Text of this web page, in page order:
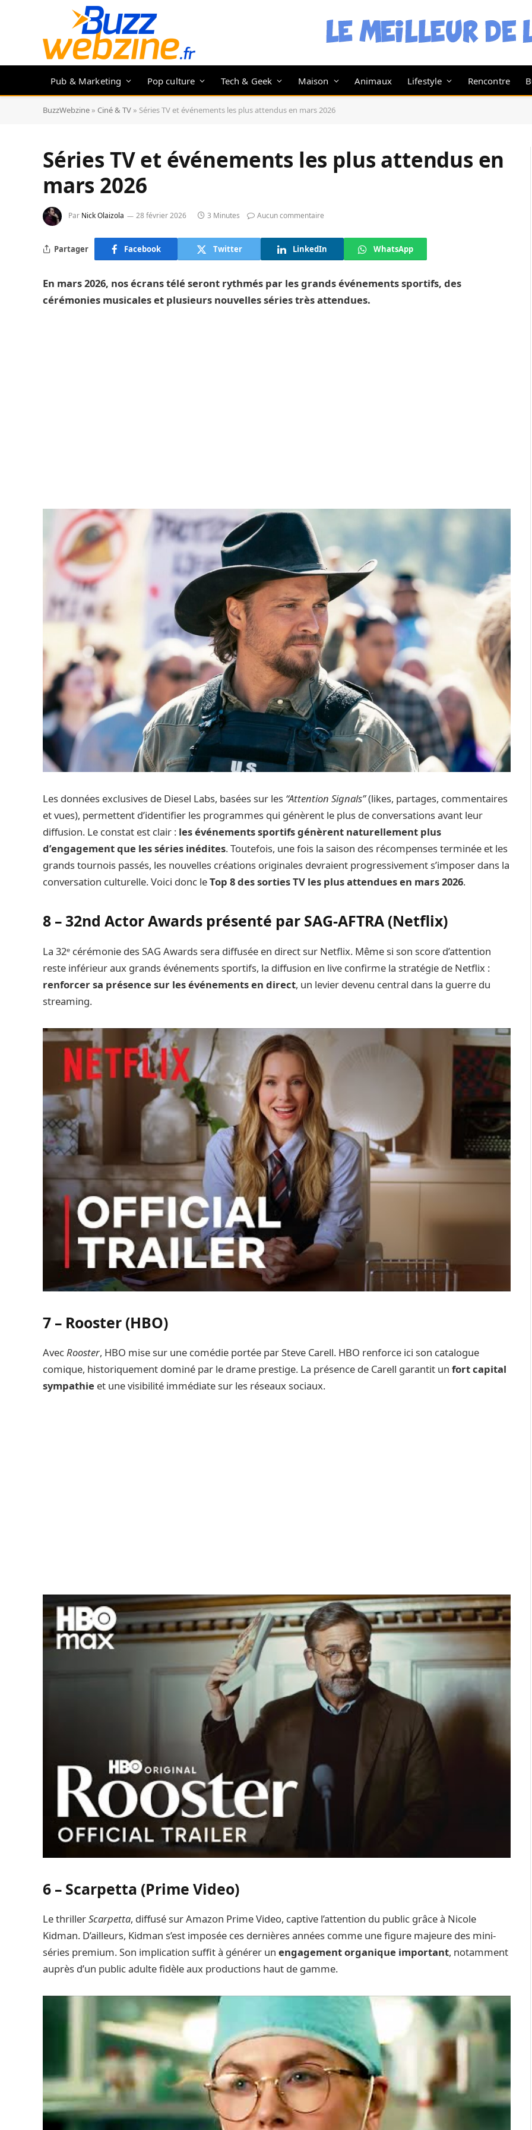
Pub & Marketing Pop culture Tech & Geek Maison Animaux Lifestyle Rencontre
BuzzWebzine » Ciné & TV » Séries TV et événements les plus attendus en mars 2026
Séries TV et événements les plus attendus en
mars 2026
Par Nick Olaizola 28 février 2026 3 Minutes Aucun commentaire
Partager Facebook Twitter LinkedIn WhatsApp
En mars 2026, nos écrans télé seront rythmés par les grands événements sportifs, des
cérémonies musicales et plusieurs nouvelles séries très attendues.
Les données exclusives de Diesel Labs, basées sur les “Attention Signals”(likes, partages, commentaires
et vues), permettent d’identifier les programmes qui génèrent le plus de conversations avant leur
diffusion. Le constat est clair : les événements sportifs génèrent naturellement plus
d’engagement que les séries inédites. Toutefois, une fois la saison des récompenses terminée et les
grands tournois passés, les nouvelles créations originales devraient progressivement s’imposer dans la
conversation culturelle. Voici donc leTop 8 des sorties TV les plus attendues en mars 2026.
8 – 32nd Actor Awards présenté par SAG-AFTRA (Netflix)
La 32ᵉ cérémonie des SAG Awards sera diffusée en direct sur Netflix. Même si son score d’attention
reste inférieur aux grands événements sportifs, la diffusion en live confirme la stratégie de Netflix :
renforcer sa présence sur les événements en direct, un levier devenu central dans la guerre du
streaming.
7 – Rooster (HBO)
AvecRooster, HBO mise sur une comédie portée par Steve Carell. HBO renforce ici son catalogue
comique, historiquement dominé par le drame prestige. La présence de Carell garantit un fort capital
sympathie et une visibilité immédiate sur les réseaux sociaux.
6 – Scarpetta (Prime Video)
Le thrillerScarpetta, diffusé sur Amazon Prime Video, captive l’attention du public grâce à Nicole
Kidman. D’ailleurs, Kidman s’est imposée ces dernières années comme une figure majeure des mini-
séries premium. Son implication suffit à générer un engagement organique important, notamment
auprès d’un public adulte fidèle aux productions haut de gamme.